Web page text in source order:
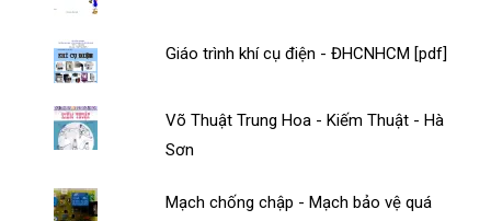
Giáo trình khí cụ điện - ĐHCNHCM [pdf]
Võ Thuật Trung Hoa - Kiếm Thuật - Hà
Sơn
Mạch chống chập - Mạch bảo vệ quá